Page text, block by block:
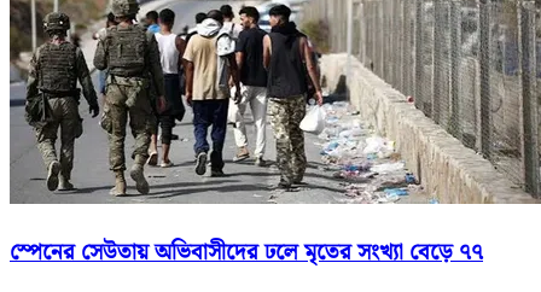
স্পেনের সেউতায় অভিবাসীদের ঢলে মৃতের সংখ্যা বেড়ে ৭৭